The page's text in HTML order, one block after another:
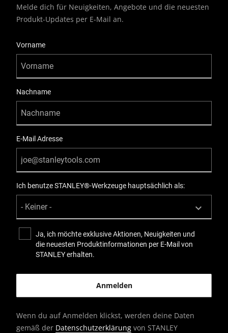
Melde dich für Neuigkeiten, Angebote und die neuesten
Produkt-Updates per E-Mail an.
Vorname
Nachname
E-Mail Adresse
Ich benutze STANLEY®-Werkzeuge hauptsächlich als:
Ja, ich möchte exklusive Aktionen, Neuigkeiten und
die neuesten Produktinformationen per E-Mail von
STANLEY erhalten.
Wenn du auf Anmelden klickst, werden deine Daten
gemäß der Datenschutzerklärung von STANLEY